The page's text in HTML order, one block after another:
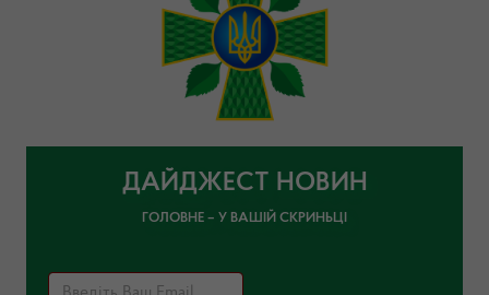
ДАЙДЖЕСТ НОВИН
ГОЛОВНЕ – У ВАШІЙ СКРИНЬЦІ